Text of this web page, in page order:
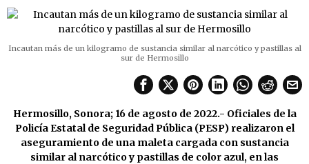
Incautan más de un kilogramo de sustancia similar al narcótico y pastillas al
sur de Hermosillo
Hermosillo, Sonora; 16 de agosto de 2022.- Oficiales de la
Policía Estatal de Seguridad Pública (PESP) realizaron el
aseguramiento de una maleta cargada con sustancia
similar al narcótico y pastillas de color azul, en las